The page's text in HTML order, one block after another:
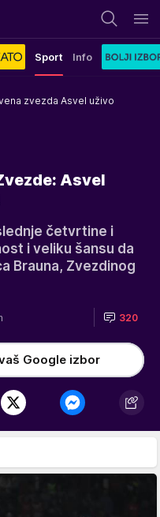
Sport Info
zvezda Asvel uživo
Asvel
četvrtine i
i veliku šansu da
Brauna, Zvezdinog
320
Google izbor